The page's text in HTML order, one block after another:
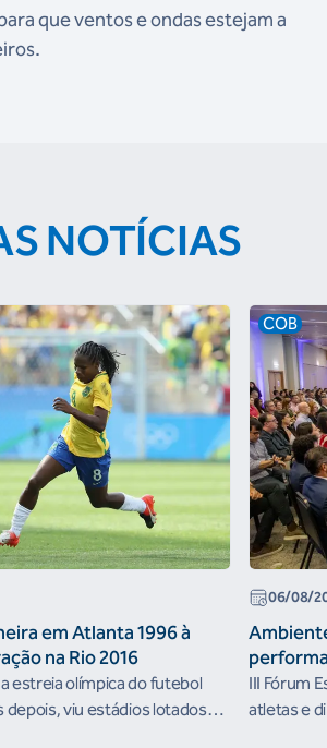
que ventos e ondas estejam a
NOTÍCIAS
em Atlanta 1996 à
na Rio 2016
estreia olímpica do futebol
depois, viu estádios lotados
COB
06/08/
III Fórum
atletas e